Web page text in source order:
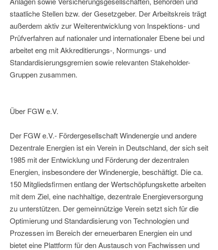
staatliche Stellen bzw. der Gesetzgeber. Der Arbeitskreis trägt
außerdem aktiv zur Weiterentwicklung von Inspektions- und
Prüfverfahren auf nationaler und internationaler Ebene bei und
arbeitet eng mit Akkreditierungs-, Normungs- und
Standardisierungsgremien sowie relevanten Stakeholder-
Gruppen zusammen.
Über FGW e.V.
Der FGW e.V.- Fördergesellschaft Windenergie und andere
Dezentrale Energien ist ein Verein in Deutschland, der sich seit
1985 mit der Entwicklung und Förderung der dezentralen
Energien, insbesondere der Windenergie, beschäftigt. Die ca.
150 Mitgliedsfirmen entlang der Wertschöpfungskette arbeiten
mit dem Ziel, eine nachhaltige, dezentrale Energieversorgung
zu unterstützen. Der gemeinnützige Verein setzt sich für die
Optimierung und Standardisierung von Technologien und
Prozessen im Bereich der erneuerbaren Energien ein und
bietet eine Plattform für den Austausch von Fachwissen und